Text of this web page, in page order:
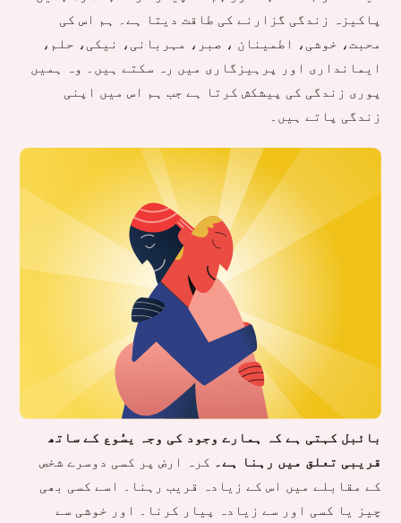
پاکیزہ زندگی گزارنے کی طاقت دیتا ہے۔ ہم اس کی
محبت، خوشی، اطمینان ، صبر، مہربانی، نیکی، حلم،
ایمانداری اور پرہیزگاری میں رہ سکتے ہیں۔ وہ ہمیں
پوری زندگی کی پیشکش کرتا ہے جب ہم اس میں اپنی
زندگی پاتے ہیں۔
بائبل کہتی ہے کہ ہمارے وجود کی وجہ یسُوع کے ساتھ
قریبی تعلق میں رہنا ہے۔ کرہ ارض پر کسی دوسرے شخص
کے مقابلے میں اس کے زیادہ قریب رہنا۔ اسے کسی بھی
چیز یا کسی اور سے زیادہ پیار کرنا۔ اور خوشی سے